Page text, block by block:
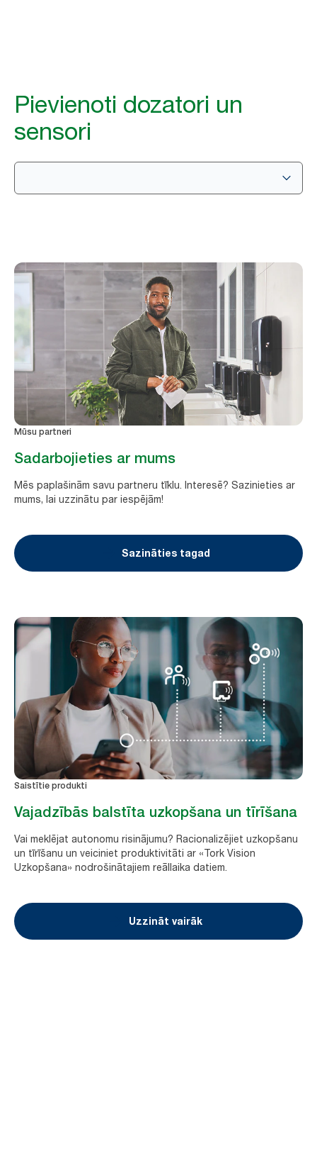
Pievienoti dozatori un
sensori
Mūsu partneri
Sadarbojieties ar mums
Mēs paplašinām savu partneru tīklu. Interesē? Sazinieties ar
mums, lai uzzinātu par iespējām!
Sazināties tagad
Saistītie produkti
Vajadzībās balstīta uzkopšana un tīrīšana
Vai meklējat autonomu risinājumu? Racionalizējiet uzkopšanu
un tīrīšanu un veiciniet produktivitāti ar «Tork Vision
Uzkopšana» nodrošinātajiem reāllaika datiem.
Uzzināt vairāk